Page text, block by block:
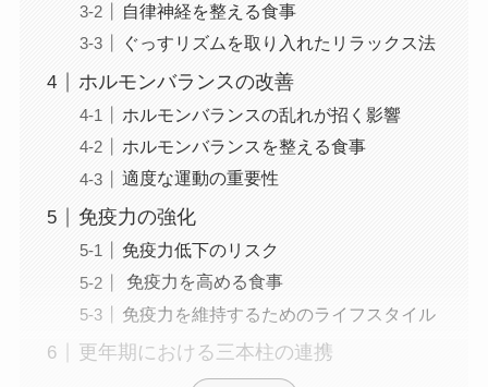
自律神経を整える食事
ぐっすリズムを取り入れたリラックス法
ホルモンバランスの改善
ホルモンバランスの乱れが招く影響
ホルモンバランスを整える食事
適度な運動の重要性
免疫力の強化
免疫力低下のリスク
免疫力を高める食事
免疫力を維持するためのライフスタイル
更年期における三本柱の連携